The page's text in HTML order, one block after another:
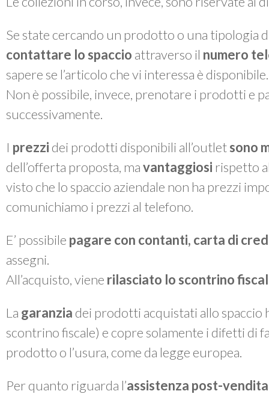
Se state cercando un prodotto o una tipologia
contattare lo spaccio attraverso il numero
sapere se l’articolo che vi interessa è disponibile.
Non è possibile, invece, prenotare i prodotti e
successivamente.
I prezzi dei prodotti disponibili all’outletsono
dell’offerta proposta, mavantaggiosi rispetto
visto che lo spaccio aziendale non ha prezzi
comunichiamo i prezzi al telefono.
E’ possibile pagare con contanti, carta di
assegni.
All’acquisto, viene rilasciato lo scontrino
La garanzia dei prodotti acquistati allo spaccio
scontrino fiscale) e copre solamente i difetti di
prodotto o l’usura, come da legge europea.
Per quanto riguarda l’assistenza post-vendita